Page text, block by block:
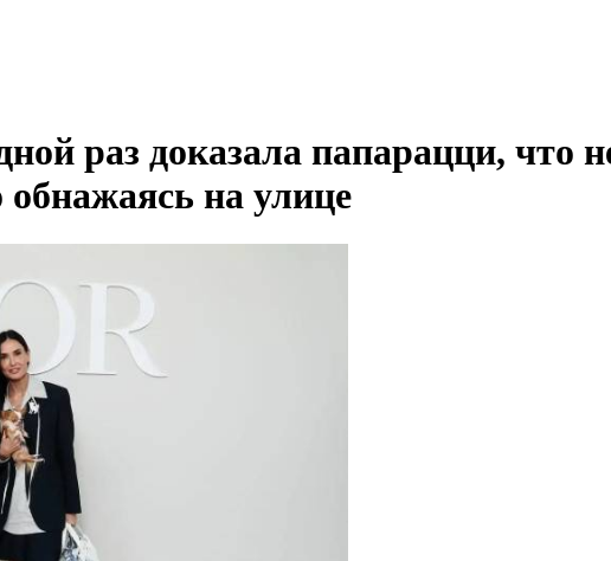
раз доказала папарацци, что
на улице